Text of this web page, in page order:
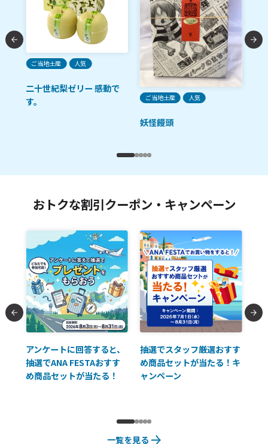
ご当地土産 人気
二十世紀梨ゼリー 感動で
す。
ご当地土産 人気
妖怪饅頭
人
おトクな割引クーポン・キャンペーン
アンケートに回答すると、
抽選でANA FESTAおすす
め商品セットが当たる！
抽選でスタッフ厳選おすす
め商品セットが当たる！キ
ャンペーン
一覧を見る